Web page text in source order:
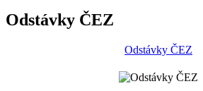
Odstávky ČEZ
Odstávky ČEZ